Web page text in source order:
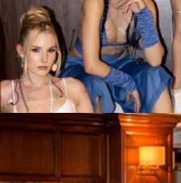
Dream Theatre